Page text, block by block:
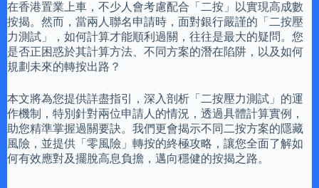
在香港置業上車，不少人會考慮配合「二按」以實現高成數
按揭。然而，當兩人聯名申請時，面對銀行嚴謹的「二按壓
力測試」，如何計算才能順利過關，往往是最大的疑問。您
是否正困惑於其計算方法、不同方案的潛在陷阱，以及如何
規劃未來的轉按出路？
本文將為您提供詳盡指引，深入剖析「二按壓力測試」的運
作機制，特別針對兩位申請人的情況，透過具體計算實例，
助您精準掌握過關要訣。我們更會揭示不同二按方案的隱藏
風險，並提供「零風險」轉按的終極攻略，讓您全面了解如
何有效應對及擺脫高息負擔，邁向穩健的按揭之路。